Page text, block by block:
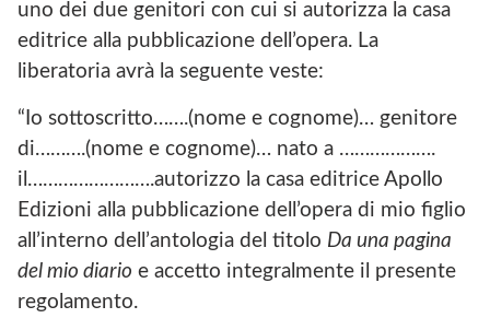
uno dei due genitori con cui si autorizza la casa
editrice alla pubblicazione dell’opera. La
liberatoria avrà la seguente veste:
“Io sottoscritto…….(nome e cognome)… genitore
di……….(nome e cognome)… nato a ……………….
il…………………….autorizzo la casa editrice Apollo
Edizioni alla pubblicazione dell’opera di mio figlio
all’interno dell’antologia del titolo Da una pagina
del mio diario e accetto integralmente il presente
regolamento.